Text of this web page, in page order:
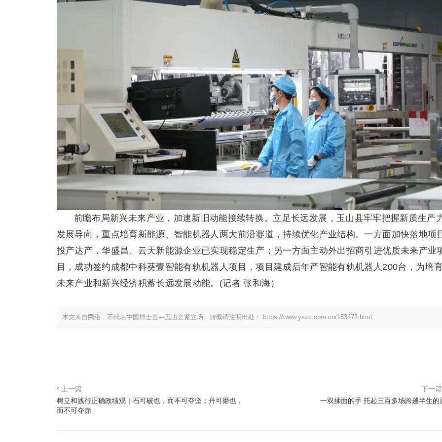
前瞻布局新兴未来产业，加速新旧动能接续转换。立足长远发展，玉山县牢牢把握新质生产
发展导向，重点培育新能源、智能机器人两大前沿赛道，持续优化产业结构。一方面加快落地项
投产达产，华盛昌、云天新能源企业已实现稳定生产；另一方面主动外出招商引进优质未来产业
目，成功签约成都中科葵壹智能有轨机器人项目，项目建成后年产智能有轨机器人200台，为培
未来产业和新兴经济积蓄长远发展动能。(记者 张和海）
本文来自网络，不代表中国博士县—玉山之窗立场。转载请注明出处： https://www.yszc.com.cn/153473.html
上一篇
树立和践行正确政绩观｜石可破也，而不可夺坚；丹可磨也，
而不可夺赤
下一
一双揉面的手 托起三百多场跨越半生的